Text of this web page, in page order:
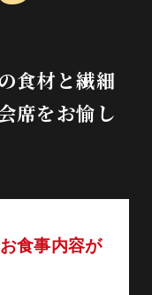
食材と繊細
席をお愉し
食事内容が